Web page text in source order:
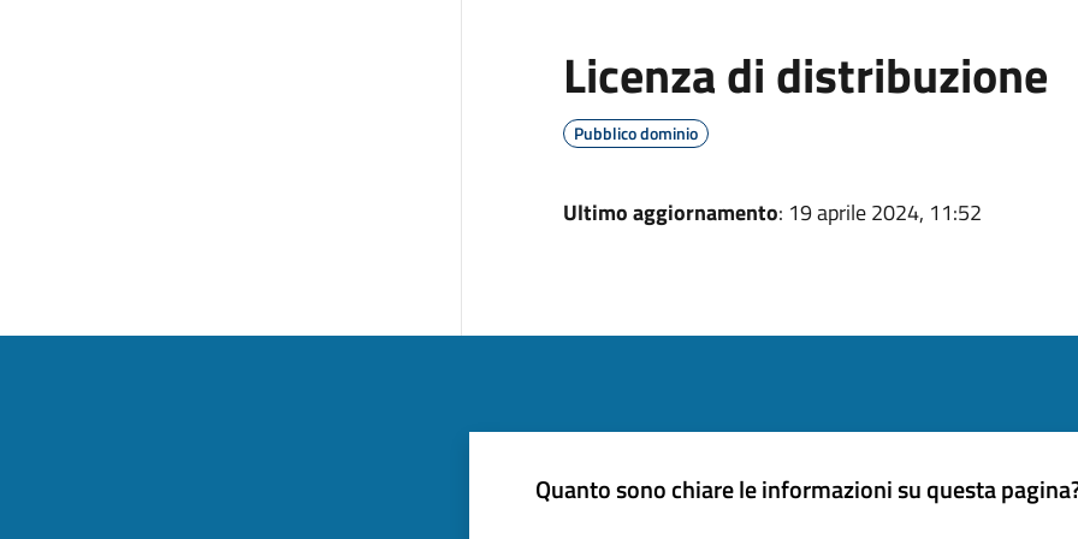
Licenza di distribuzione
Pubblico dominio
Ultimo aggiornamento: 19 aprile 2024, 11:52
Quanto sono chiare le informazioni su questa